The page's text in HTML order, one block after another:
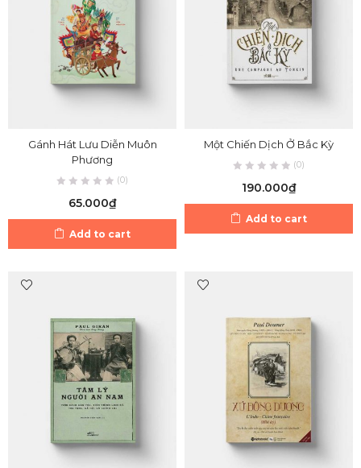
Gánh Hát Lưu Diễn Muôn
Phương
(0)
65.000₫
Add to cart
Một Chiến Dịch Ở Bắc Kỳ
(0)
190.000₫
Add to cart